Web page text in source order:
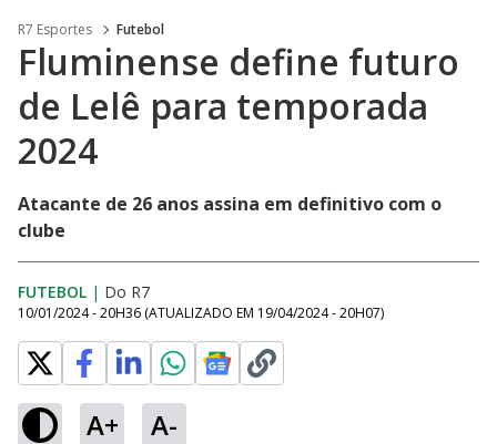
R7 Esportes Futebol
Fluminense define futuro
de Lelê para temporada
2024
Atacante de 26 anos assina em definitivo com o
clube
FUTEBOL | Do R7
10/01/2024 - 20H36 (ATUALIZADO EM 19/04/2024 - 20H07)
A+ A-